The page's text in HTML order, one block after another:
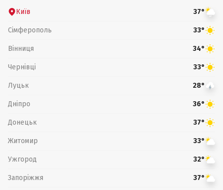
Київ 37°
Сімферополь 33°
Вінниця 34°
Чернівці 33°
Луцьк 28°
Дніпро 36°
Донецьк 37°
Житомир 33°
Ужгород 32°
Запоріжжя 37°